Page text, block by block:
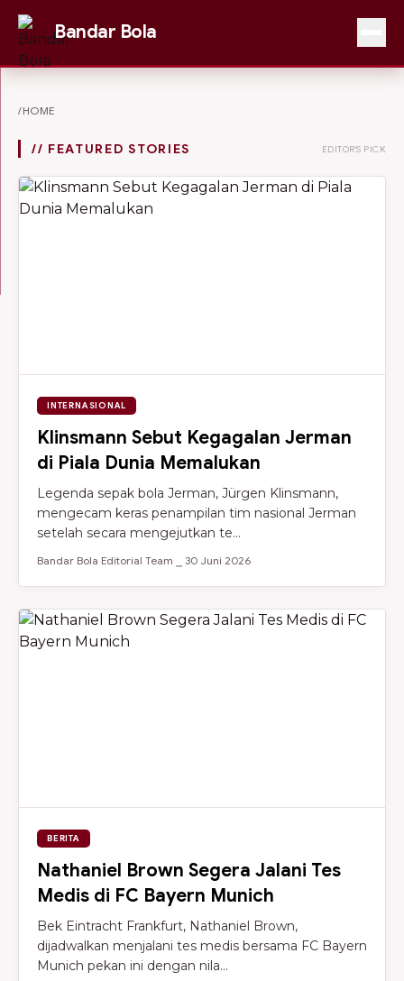
Bandar Bola
/HOME
// FEATURED STORIES EDITOR'S PICK
INTERNASIONAL
Klinsmann Sebut Kegagalan Jerman
di Piala Dunia Memalukan
Legenda sepak bola Jerman, Jürgen Klinsmann,
mengecam keras penampilan tim nasional Jerman
setelah secara mengejutkan te...
Bandar Bola Editorial Team ⎯ 30 Juni 2026
BERITA
Nathaniel Brown Segera Jalani Tes
Medis di FC Bayern Munich
Bek Eintracht Frankfurt, Nathaniel Brown,
dijadwalkan menjalani tes medis bersama FC Bayern
Munich pekan ini dengan nila...